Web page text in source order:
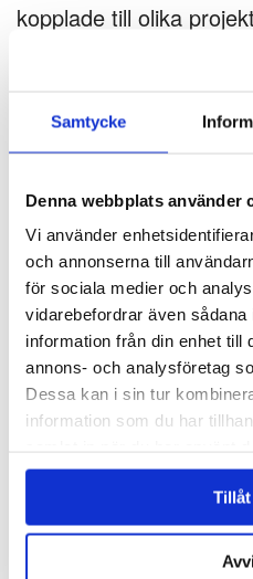
Samtycke
Denna webbplats använder
Vi använder
och annonserna till
för sociala medier och
vidarebefordrar även
information från din enhet till
annons- och analysföretag
Dessa kan i sin tur
information som du har
kopplade till olika
Dessutom ansvarar
för den europeiska
förvuxenutbildning
kommunikation, för
finansiering från
kulturministeriet.
Läs mer